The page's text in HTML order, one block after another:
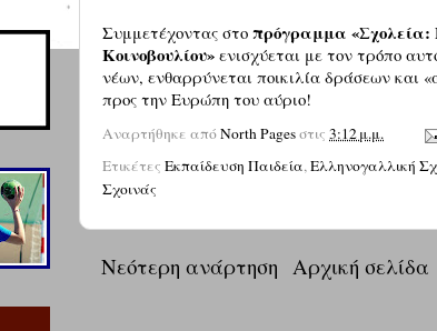
Συμμετέχοντας στο πρόγραμμα «Σχολεία:
Κοινοβουλίου» ενισχύεται με τον τρόπο
νέων, ενθαρρύνεται ποικιλία δράσεων και
προς την Ευρώπη του αύριο!
Αναρτήθηκε απόNorth Pagesστις 3:12 μ.μ.
Ετικέτες Εκπαίδευση Παιδεία, Ελληνογαλλική
Σχοινάς
Νεότερη ανάρτηση Αρχική σελίδα